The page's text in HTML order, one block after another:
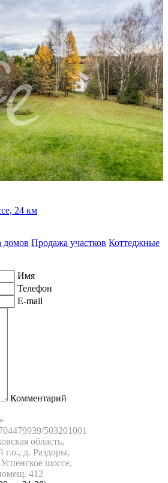
24 км
домов Продажа участков Коттеджные
Имя
Телефон
E-mail
Комментарий
503201001
область,
д. Раздоры,
шоссе,
412